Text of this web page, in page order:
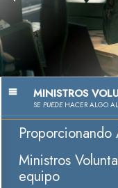
MINISTROS
SE PUEDEHACER ALGO AL
Proporcionando
Ministros
equipo